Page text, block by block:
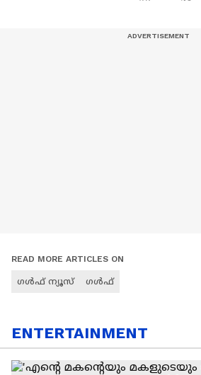
READ MORE ARTICLES ON
ഗൾഫ് ന്യൂസ് ഗൾഫ്
ENTERTAINMENT